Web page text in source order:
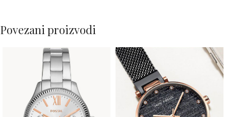
Povezani proizvodi